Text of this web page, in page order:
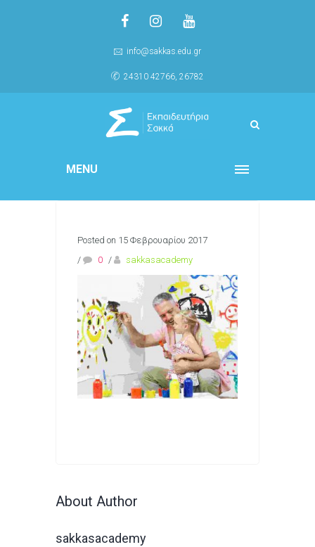
info@sakkas.edu.gr
24310 42766, 26782
MENU
Posted on 15 Φεβρουαρίου 2017
/
0 / sakkasacademy
About Author
sakkasacademy